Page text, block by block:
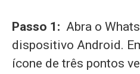
Passo 1: Abra o
dispositivo Android.
ícone de três pontos